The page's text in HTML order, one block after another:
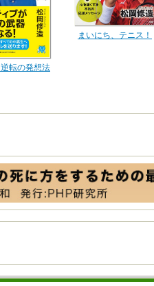
転の発想法
まいにち、テニス！